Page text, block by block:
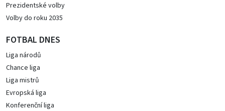
Prezidentské volby
Volby do roku 2035
FOTBAL DNES
Liga národů
Chance liga
Liga mistrů
Evropská liga
Konferenční liga